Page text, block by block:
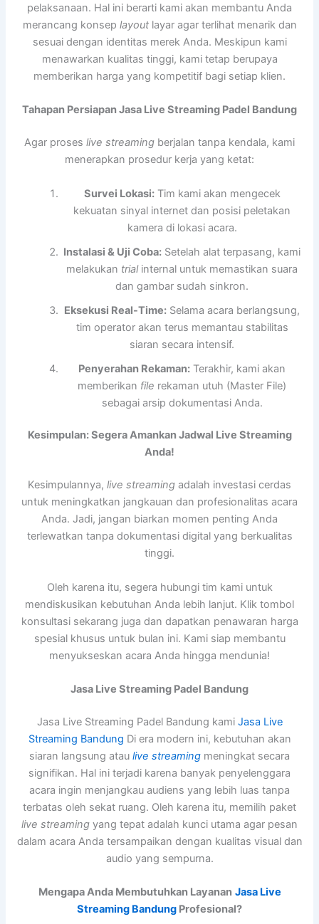
pelaksanaan. Hal ini berarti kami akan membantu Anda
merancang konsep layoutlayar agar terlihat menarik dan
sesuai dengan identitas merek Anda. Meskipun kami
menawarkan kualitas tinggi, kami tetap berupaya
memberikan harga yang kompetitif bagi setiap klien.
Tahapan Persiapan Jasa Live Streaming Padel Bandung
Agar proses live streaming berjalan tanpa kendala, kami
menerapkan prosedur kerja yang ketat:
Survei Lokasi:Tim kami akan mengecek
kekuatan sinyal internet dan posisi peletakan
kamera di lokasi acara.
Instalasi & Uji Coba: Setelah alat terpasang, kami
melakukan trialinternal untuk memastikan suara
dan gambar sudah sinkron.
Eksekusi Real-Time: Selama acara berlangsung,
tim operator akan terus memantau stabilitas
siaran secara intensif.
Penyerahan Rekaman: Terakhir, kami akan
memberikan file rekaman utuh (Master File)
sebagai arsip dokumentasi Anda.
Kesimpulan: Segera Amankan Jadwal Live Streaming
Anda!
Kesimpulannya, live streaming adalah investasi cerdas
untuk meningkatkan jangkauan dan profesionalitas acara
Anda. Jadi, jangan biarkan momen penting Anda
terlewatkan tanpa dokumentasi digital yang berkualitas
tinggi.
Oleh karena itu, segera hubungi tim kami untuk
mendiskusikan kebutuhan Anda lebih lanjut. Klik tombol
konsultasi sekarang juga dan dapatkan penawaran harga
spesial khusus untuk bulan ini. Kami siap membantu
menyukseskan acara Anda hingga mendunia!
Jasa Live Streaming Padel Bandung
Jasa Live Streaming Padel Bandung kami Jasa Live
Streaming Bandung Di era modern ini, kebutuhan akan
siaran langsung atau live streaming meningkat secara
signifikan. Hal ini terjadi karena banyak penyelenggara
acara ingin menjangkau audiens yang lebih luas tanpa
terbatas oleh sekat ruang. Oleh karena itu, memilih paket
live streaming yang tepat adalah kunci utama agar pesan
dalam acara Anda tersampaikan dengan kualitas visual dan
audio yang sempurna.
Mengapa Anda Membutuhkan Layanan Jasa Live
Streaming Bandung Profesional?